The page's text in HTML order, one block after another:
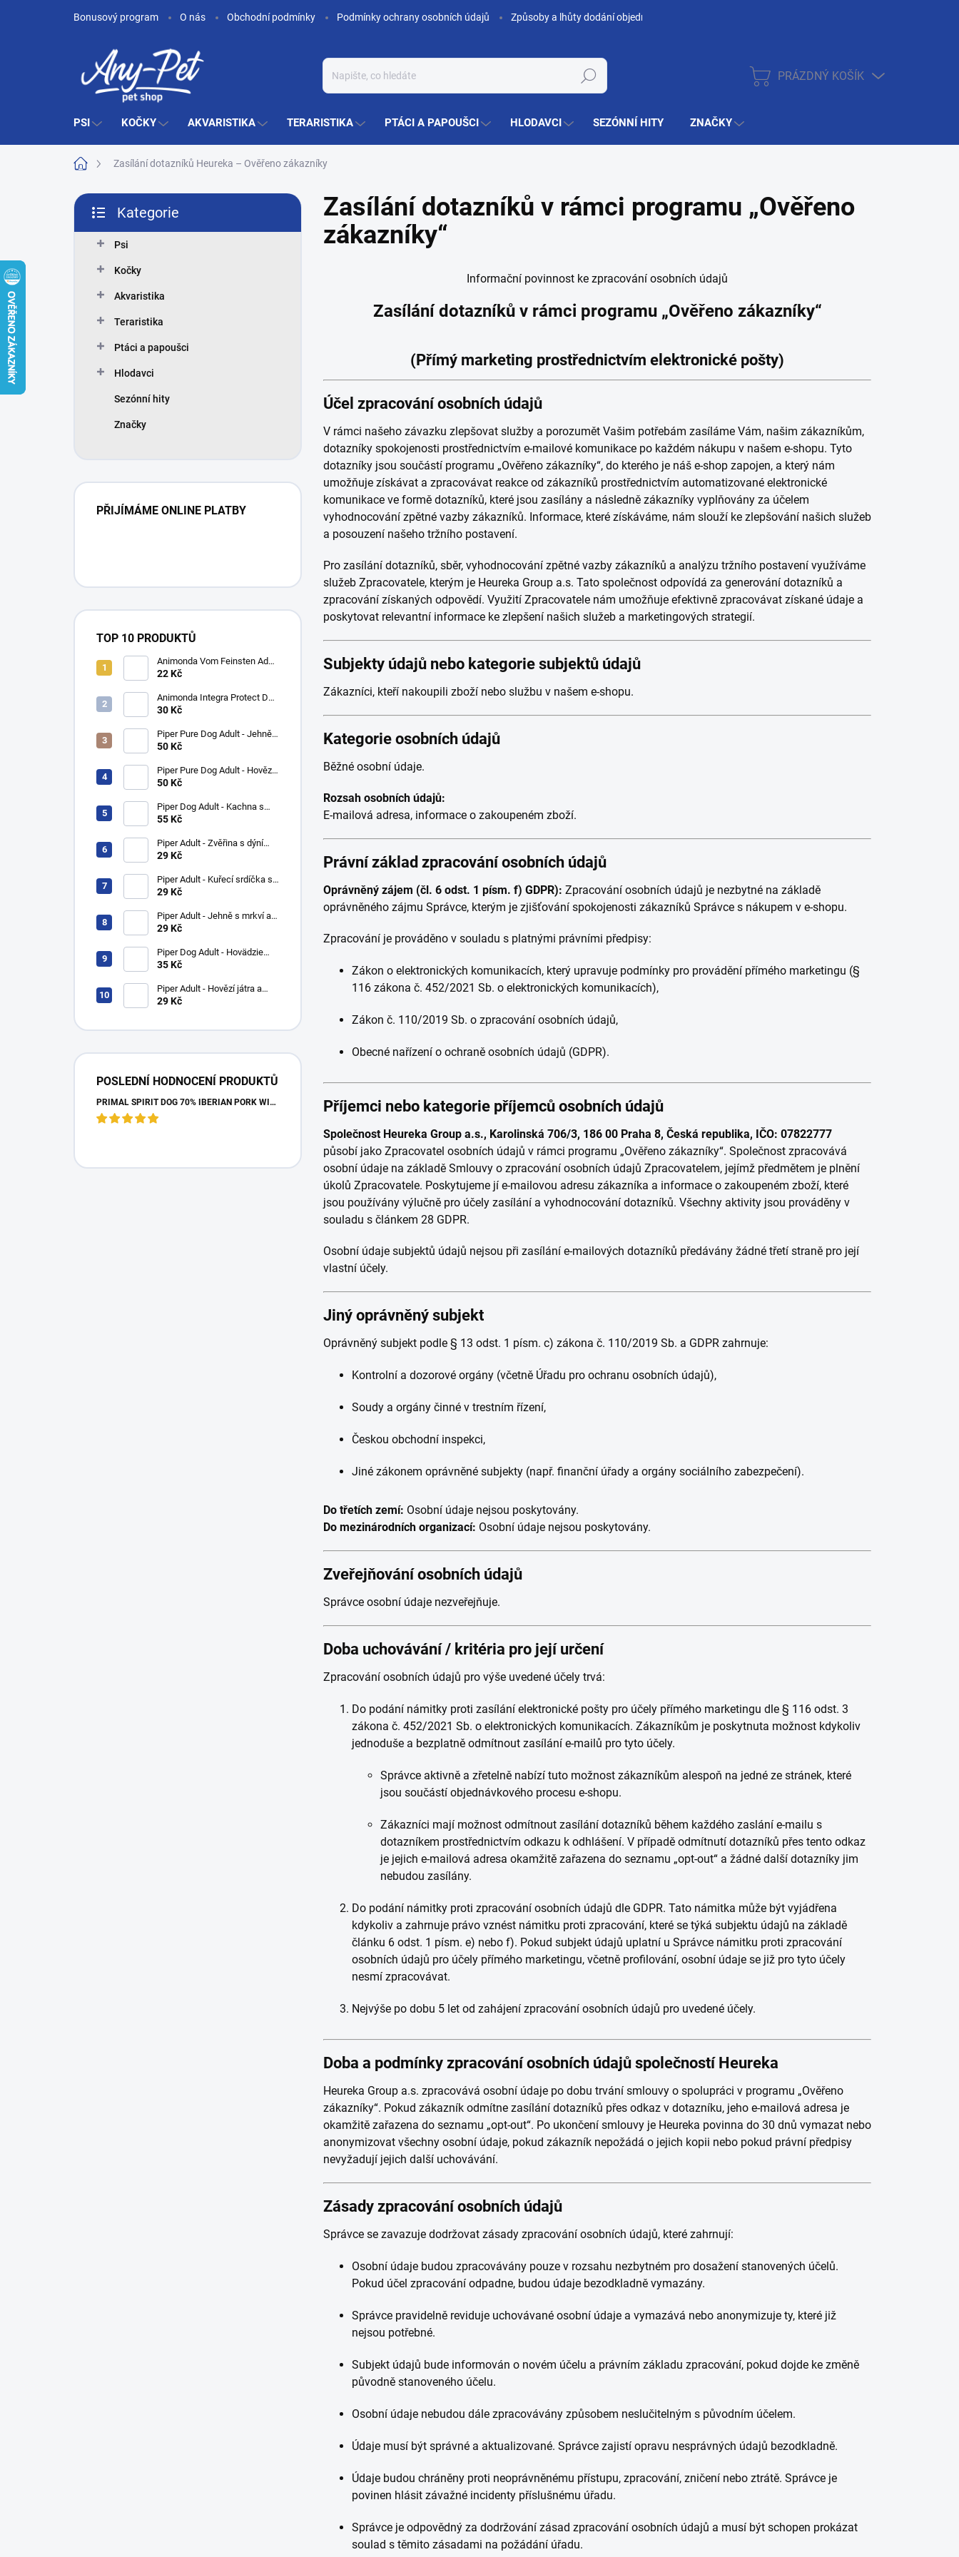
Bonusový program O nás Obchodní podmínky Podmínky ochrany osobních údajů Způsoby a lhůty dodání objednávky
Hledat
NÁKUPNÍ
PRÁZDNÝ KOŠÍK
PSI KOČKY AKVARISTIKA TERARISTIKA PTÁCI A PAPOUŠCI HLODAVCI SEZÓNNÍ HITY ZNAČKY
Domů Zasílání dotazníků Heureka – Ověřeno zákazníky
P
s
kategorie
Kategorie
Psi
Kočky
Akvaristika
Teraristika
Ptáci a papoušci
Hlodavci
Sezónní hity
Značky
PŘIJÍMÁME ONLINE PLATBY
TOP 10 PRODUKTŮ
Animonda Vom Feinsten Adult
- kuřecí plněné játry 150g
22 Kč
Animonda Integra Protect Dog
Nieren - Kuřecí 150g
30 Kč
Piper Pure Dog Adult - Jehně a
špenát 400g
50 Kč
Piper Pure Dog Adult - Hovězí
s hnědou rýží 400g
50 Kč
Piper Dog Adult - Kachna s
hruškou 800g
55 Kč
Piper Adult - Zvěřina s dýní
150g
29 Kč
Piper Adult - Kuřecí srdíčka s
hnědou rýží 150g
29 Kč
Piper Adult - Jehně s mrkví a
hnědou rýží 150g
29 Kč
Piper Dog Adult - Hovädzie
držky 400g
35 Kč
Piper Adult - Hovězí játra a
brambory 150g
29 Kč
POSLEDNÍ HODNOCENÍ PRODUKTŮ
PRIMAL SPIRIT DOG 70% IBERIAN PORK WITH HAM 2X12KG
Zasílání dotazníků v rámci programu „Ověřeno
zákazníky“
Informační povinnost ke zpracování osobních údajů
Zasílání dotazníků v rámci programu „Ověřeno zákazníky“
(Přímý marketing prostřednictvím elektronické pošty)
Účel zpracování osobních údajů
V rámci našeho závazku zlepšovat služby a porozumět Vašim potřebám zasíláme Vám, našim zákazníkům,
dotazníky spokojenosti prostřednictvím e-mailové komunikace po každém nákupu v našem e-shopu. Tyto
dotazníky jsou součástí programu „Ověřeno zákazníky“, do kterého je náš e-shop zapojen, a který nám
umožňuje získávat a zpracovávat reakce od zákazníků prostřednictvím automatizované elektronické
komunikace ve formě dotazníků, které jsou zasílány a následně zákazníky vyplňovány za účelem
vyhodnocování zpětné vazby zákazníků. Informace, které získáváme, nám slouží ke zlepšování našich služeb
a posouzení našeho tržního postavení.
Pro zasílání dotazníků, sběr, vyhodnocování zpětné vazby zákazníků a analýzu tržního postavení využíváme
služeb Zpracovatele, kterým je Heureka Group a.s. Tato společnost odpovídá za generování dotazníků a
zpracování získaných odpovědí. Využití Zpracovatele nám umožňuje efektivně zpracovávat získané údaje a
poskytovat relevantní informace ke zlepšení našich služeb a marketingových strategií.
Subjekty údajů nebo kategorie subjektů údajů
Zákazníci, kteří nakoupili zboží nebo službu v našem e-shopu.
Kategorie osobních údajů
Běžné osobní údaje.
Rozsah osobních údajů:
E-mailová adresa, informace o zakoupeném zboží.
Právní základ zpracování osobních údajů
Oprávněný zájem (čl. 6 odst. 1 písm. f) GDPR): Zpracování osobních údajů je nezbytné na základě
oprávněného zájmu Správce, kterým je zjišťování spokojenosti zákazníků Správce s nákupem v e-shopu.
Zpracování je prováděno v souladu s platnými právními předpisy:
Zákon o elektronických komunikacích, který upravuje podmínky pro provádění přímého marketingu (§
116 zákona č. 452/2021 Sb. o elektronických komunikacích),
Zákon č. 110/2019 Sb. o zpracování osobních údajů,
Obecné nařízení o ochraně osobních údajů (GDPR).
Příjemci nebo kategorie příjemců osobních údajů
Společnost Heureka Group a.s., Karolinská 706/3, 186 00 Praha 8, Česká republika, IČO: 07822777
působí jako Zpracovatel osobních údajů v rámci programu „Ověřeno zákazníky“. Společnost zpracovává
osobní údaje na základě Smlouvy o zpracování osobních údajů Zpracovatelem, jejímž předmětem je plnění
úkolů Zpracovatele. Poskytujeme jí e-mailovou adresu zákazníka a informace o zakoupeném zboží, které
jsou používány výlučně pro účely zasílání a vyhodnocování dotazníků. Všechny aktivity jsou prováděny v
souladu s článkem 28 GDPR.
Osobní údaje subjektů údajů nejsou při zasílání e-mailových dotazníků předávány žádné třetí straně pro její
vlastní účely.
Jiný oprávněný subjekt
Oprávněný subjekt podle § 13 odst. 1 písm. c) zákona č. 110/2019 Sb. a GDPR zahrnuje:
Kontrolní a dozorové orgány (včetně Úřadu pro ochranu osobních údajů),
Soudy a orgány činné v trestním řízení,
Českou obchodní inspekci,
Jiné zákonem oprávněné subjekty (např. finanční úřady a orgány sociálního zabezpečení).
Do třetích zemí: Osobní údaje nejsou poskytovány.
Do mezinárodních organizací: Osobní údaje nejsou poskytovány.
Zveřejňování osobních údajů
Správce osobní údaje nezveřejňuje.
Doba uchovávání / kritéria pro její určení
Zpracování osobních údajů pro výše uvedené účely trvá:
Do podání námitky proti zasílání elektronické pošty pro účely přímého marketingu dle § 116 odst. 3
zákona č. 452/2021 Sb. o elektronických komunikacích. Zákazníkům je poskytnuta možnost kdykoliv
jednoduše a bezplatně odmítnout zasílání e-mailů pro tyto účely.
Správce aktivně a zřetelně nabízí tuto možnost zákazníkům alespoň na jedné ze stránek, které
jsou součástí objednávkového procesu e-shopu.
Zákazníci mají možnost odmítnout zasílání dotazníků během každého zaslání e-mailu s
dotazníkem prostřednictvím odkazu k odhlášení. V případě odmítnutí dotazníků přes tento odkaz
je jejich e-mailová adresa okamžitě zařazena do seznamu „opt-out“ a žádné další dotazníky jim
nebudou zasílány.
Do podání námitky proti zpracování osobních údajů dle GDPR. Tato námitka může být vyjádřena
kdykoliv a zahrnuje právo vznést námitku proti zpracování, které se týká subjektu údajů na základě
článku 6 odst. 1 písm. e) nebo f). Pokud subjekt údajů uplatní u Správce námitku proti zpracování
osobních údajů pro účely přímého marketingu, včetně profilování, osobní údaje se již pro tyto účely
nesmí zpracovávat.
Nejvýše po dobu 5 let od zahájení zpracování osobních údajů pro uvedené účely.
Doba a podmínky zpracování osobních údajů společností Heureka
Heureka Group a.s. zpracovává osobní údaje po dobu trvání smlouvy o spolupráci v programu „Ověřeno
zákazníky“. Pokud zákazník odmítne zasílání dotazníků přes odkaz v dotazníku, jeho e-mailová adresa je
okamžitě zařazena do seznamu „opt-out“. Po ukončení smlouvy je Heureka povinna do 30 dnů vymazat nebo
anonymizovat všechny osobní údaje, pokud zákazník nepožádá o jejich kopii nebo pokud právní předpisy
nevyžadují jejich další uchovávání.
Zásady zpracování osobních údajů
Správce se zavazuje dodržovat zásady zpracování osobních údajů, které zahrnují:
Osobní údaje budou zpracovávány pouze v rozsahu nezbytném pro dosažení stanovených účelů.
Pokud účel zpracování odpadne, budou údaje bezodkladně vymazány.
Správce pravidelně reviduje uchovávané osobní údaje a vymazává nebo anonymizuje ty, které již
nejsou potřebné.
Subjekt údajů bude informován o novém účelu a právním základu zpracování, pokud dojde ke změně
původně stanoveného účelu.
Osobní údaje nebudou dále zpracovávány způsobem neslučitelným s původním účelem.
Údaje musí být správné a aktualizované. Správce zajistí opravu nesprávných údajů bezodkladně.
Údaje budou chráněny proti neoprávněnému přístupu, zpracování, zničení nebo ztrátě. Správce je
povinen hlásit závažné incidenty příslušnému úřadu.
Správce je odpovědný za dodržování zásad zpracování osobních údajů a musí být schopen prokázat
soulad s těmito zásadami na požádání úřadu.